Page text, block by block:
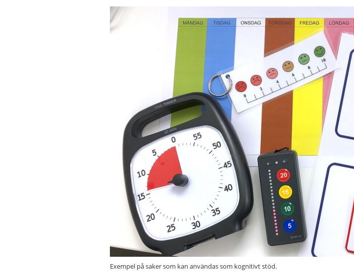
Exempel på saker som kan användas som kognitivt stöd.